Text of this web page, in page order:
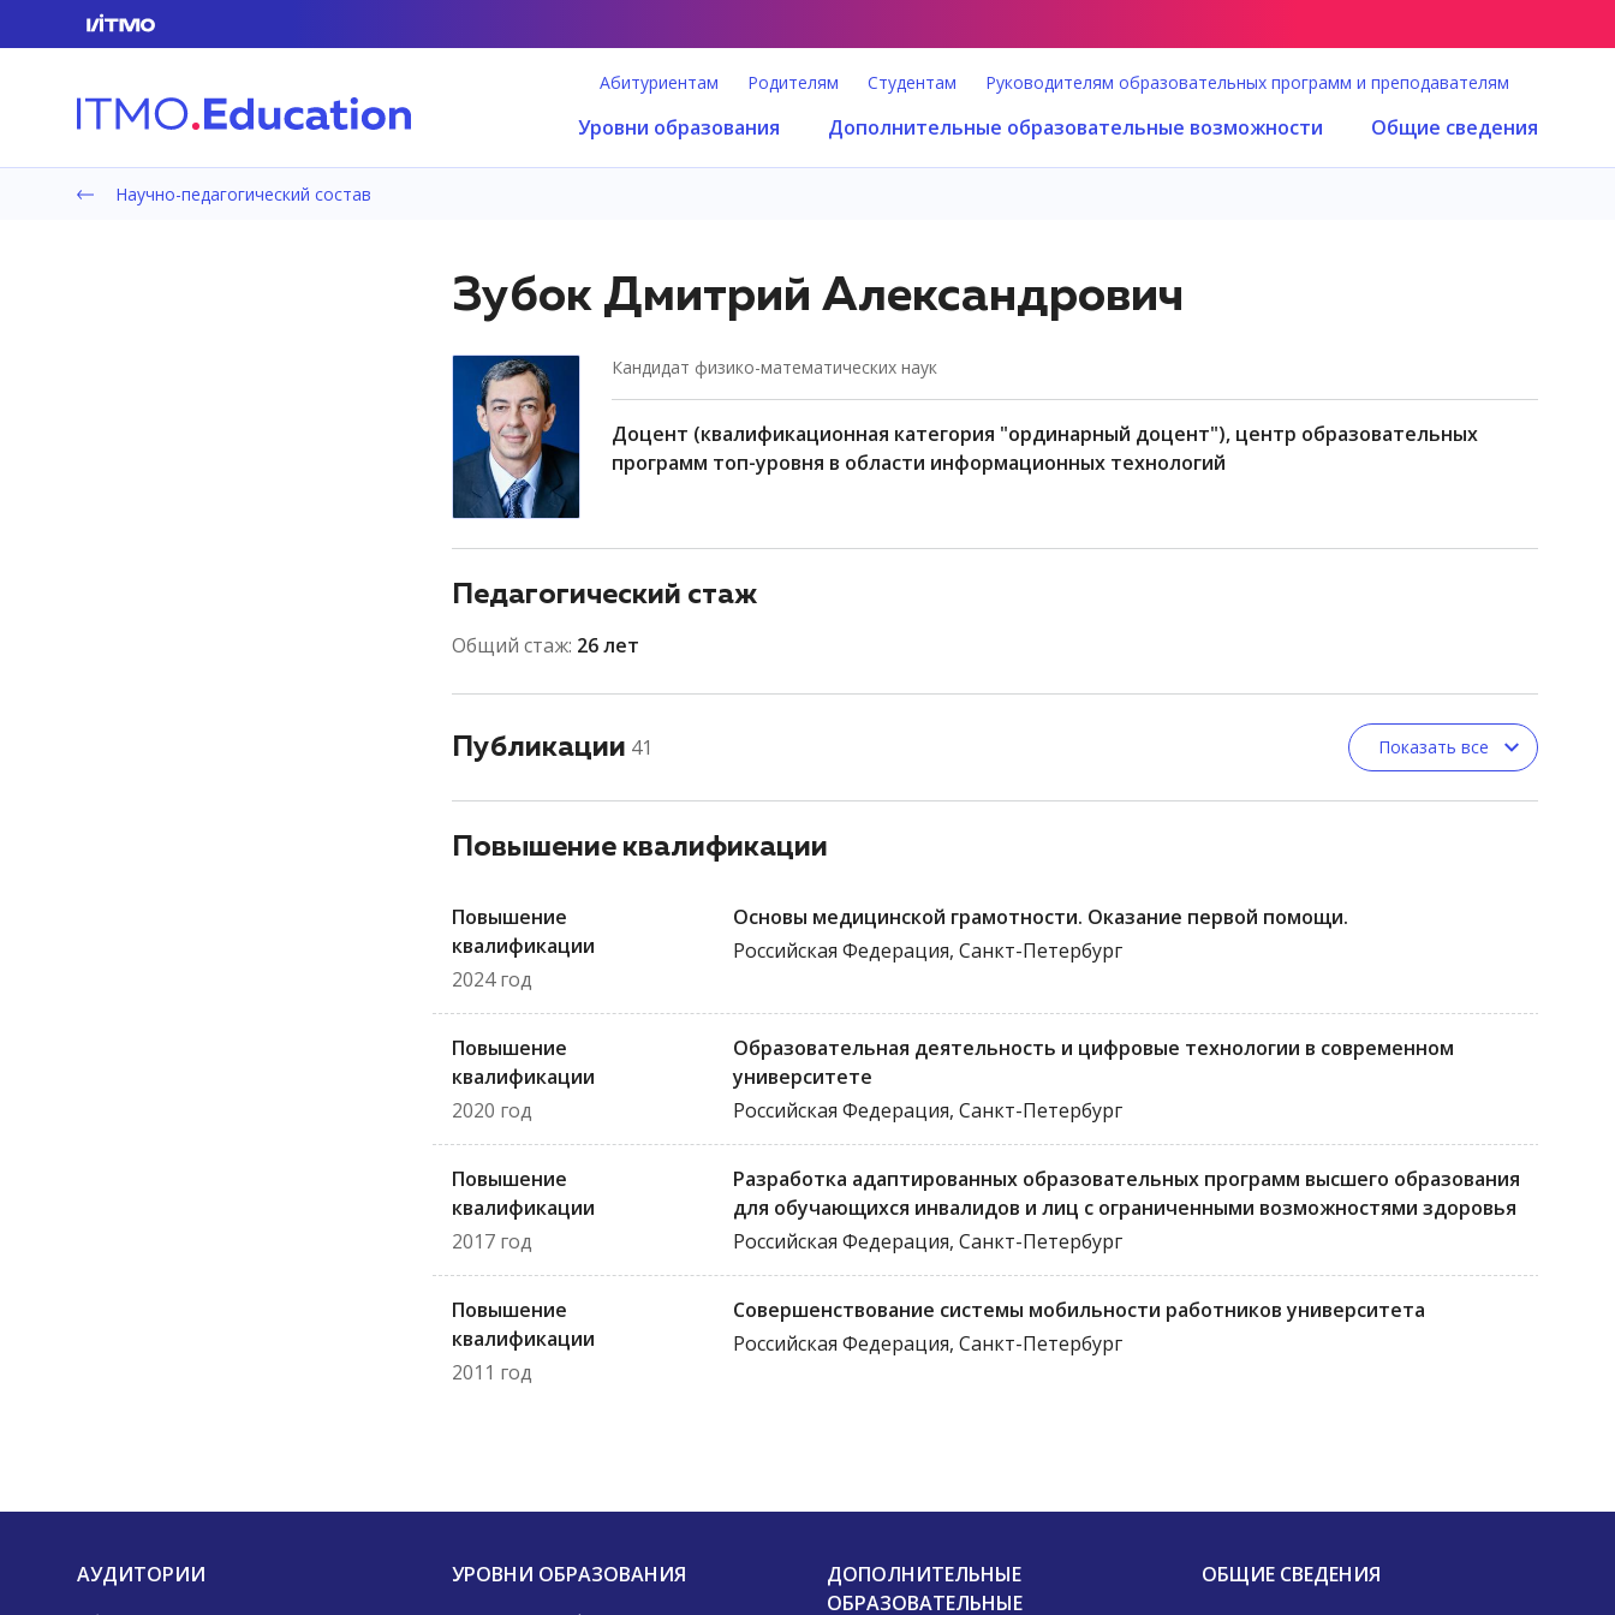
Абитуриентам Родителям Студентам Руководителям образовательных программ и преподавателям
Уровни образования Дополнительные образовательные возможности Общие сведения
Научно-педагогический состав
Зубок Дмитрий Александрович
кандидат физико-математических наук
доцент (квалификационная категория "ординарный доцент"), центр образовательных
программ топ-уровня в области информационных технологий
Педагогический стаж
Общий стаж: 26 лет
Публикации 41 Показать все
Повышение квалификации
Повышение
квалификации
2024 год
Основы медицинской грамотности. Оказание первой помощи.
Российская Федерация, Санкт-Петербург
Повышение
квалификации
2020 год
Образовательная деятельность и цифровые технологии в современном
университете
Российская Федерация, Санкт-Петербург
Повышение
квалификации
2017 год
Разработка адаптированных образовательных программ высшего образования
для обучающихся инвалидов и лиц с ограниченными возможностями здоровья
Российская Федерация, Санкт-Петербург
Повышение
квалификации
2011 год
Совершенствование системы мобильности работников университета
Российская Федерация, Санкт-Петербург
АУДИТОРИИ
УРОВНИ ОБРАЗОВАНИЯ
ДОПОЛНИТЕЛЬНЫЕ
ОБРАЗОВАТЕЛЬНЫЕ
ОБЩИЕ СВЕДЕНИЯ